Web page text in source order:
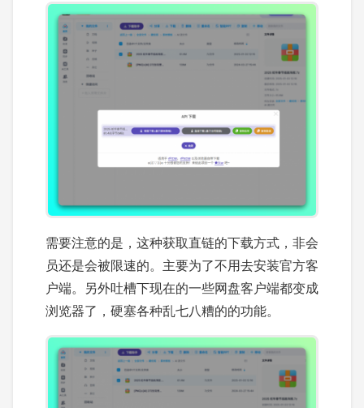
需要注意的是，这种获取直链的下载方式，非会
员还是会被限速的。主要为了不用去安装官方客
户端。另外吐槽下现在的一些网盘客户端都变成
浏览器了，硬塞各种乱七八糟的的功能。